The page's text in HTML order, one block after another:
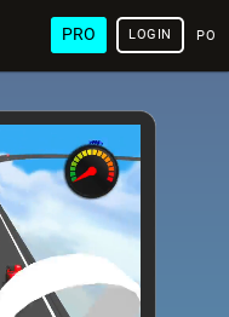
PRO LOGIN